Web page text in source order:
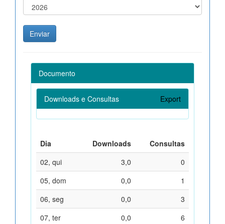
Documento
Downloads e Consultas Export
Dia Downloads
Consultas
02, qui
3,0
0
05, dom
0,0
1
06, seg
0,0
3
07, ter
0,0
6